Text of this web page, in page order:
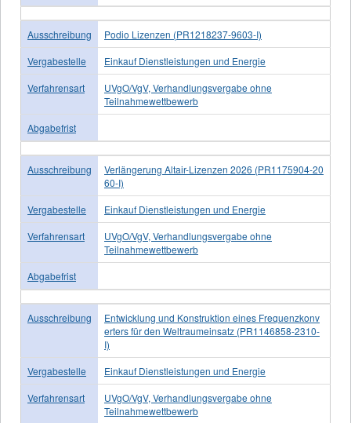
Ausschreibung
Podio Lizenzen (PR1218237-9603-I)
Vergabestelle
Einkauf Dienstleistungen und Energie
Verfahrensart
UVgO/VgV, Verhandlungsvergabe ohne
Teilnahmewettbewerb
Abgabefrist
Ausschreibung
Verlängerung Altair-Lizenzen 2026 (PR1175904-20
60-I)
Vergabestelle
Einkauf Dienstleistungen und Energie
Verfahrensart
UVgO/VgV, Verhandlungsvergabe ohne
Teilnahmewettbewerb
Abgabefrist
Ausschreibung
Entwicklung und Konstruktion eines Frequenzkonv
erters für den Weltraumeinsatz (PR1146858-2310-
I)
Vergabestelle
Einkauf Dienstleistungen und Energie
Verfahrensart
UVgO/VgV, Verhandlungsvergabe ohne
Teilnahmewettbewerb